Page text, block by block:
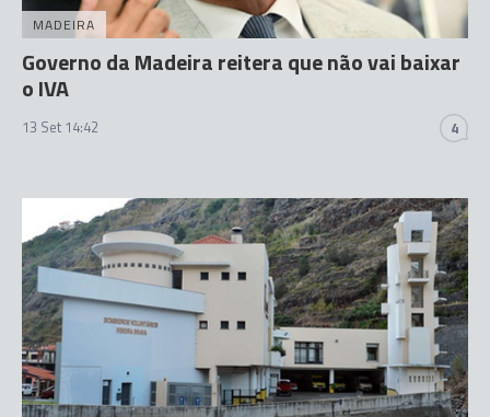
MADEIRA
Governo da Madeira reitera que não vai baixar
o IVA
13 Set 14:42 4